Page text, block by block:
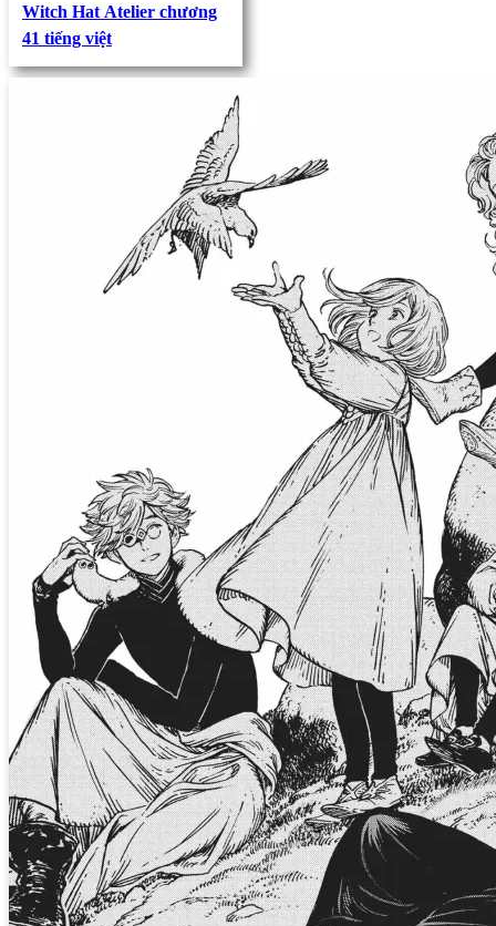
Witch Hat Atelier chương
41 tiếng việt